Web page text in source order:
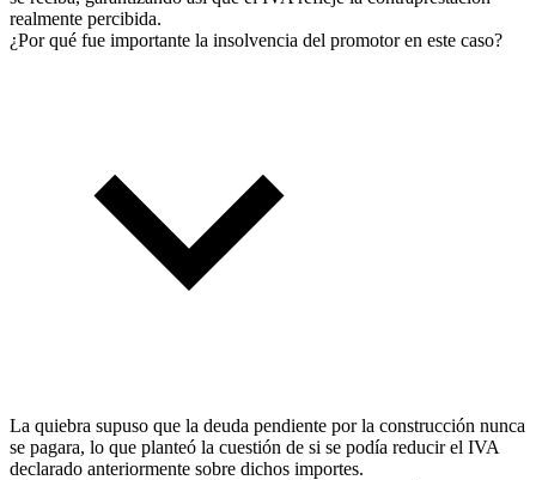
realmente percibida.
¿Por qué fue importante la insolvencia del promotor en este caso?
La quiebra supuso que la deuda pendiente por la construcción nunca
se pagara, lo que planteó la cuestión de si se podía reducir el IVA
declarado anteriormente sobre dichos importes.